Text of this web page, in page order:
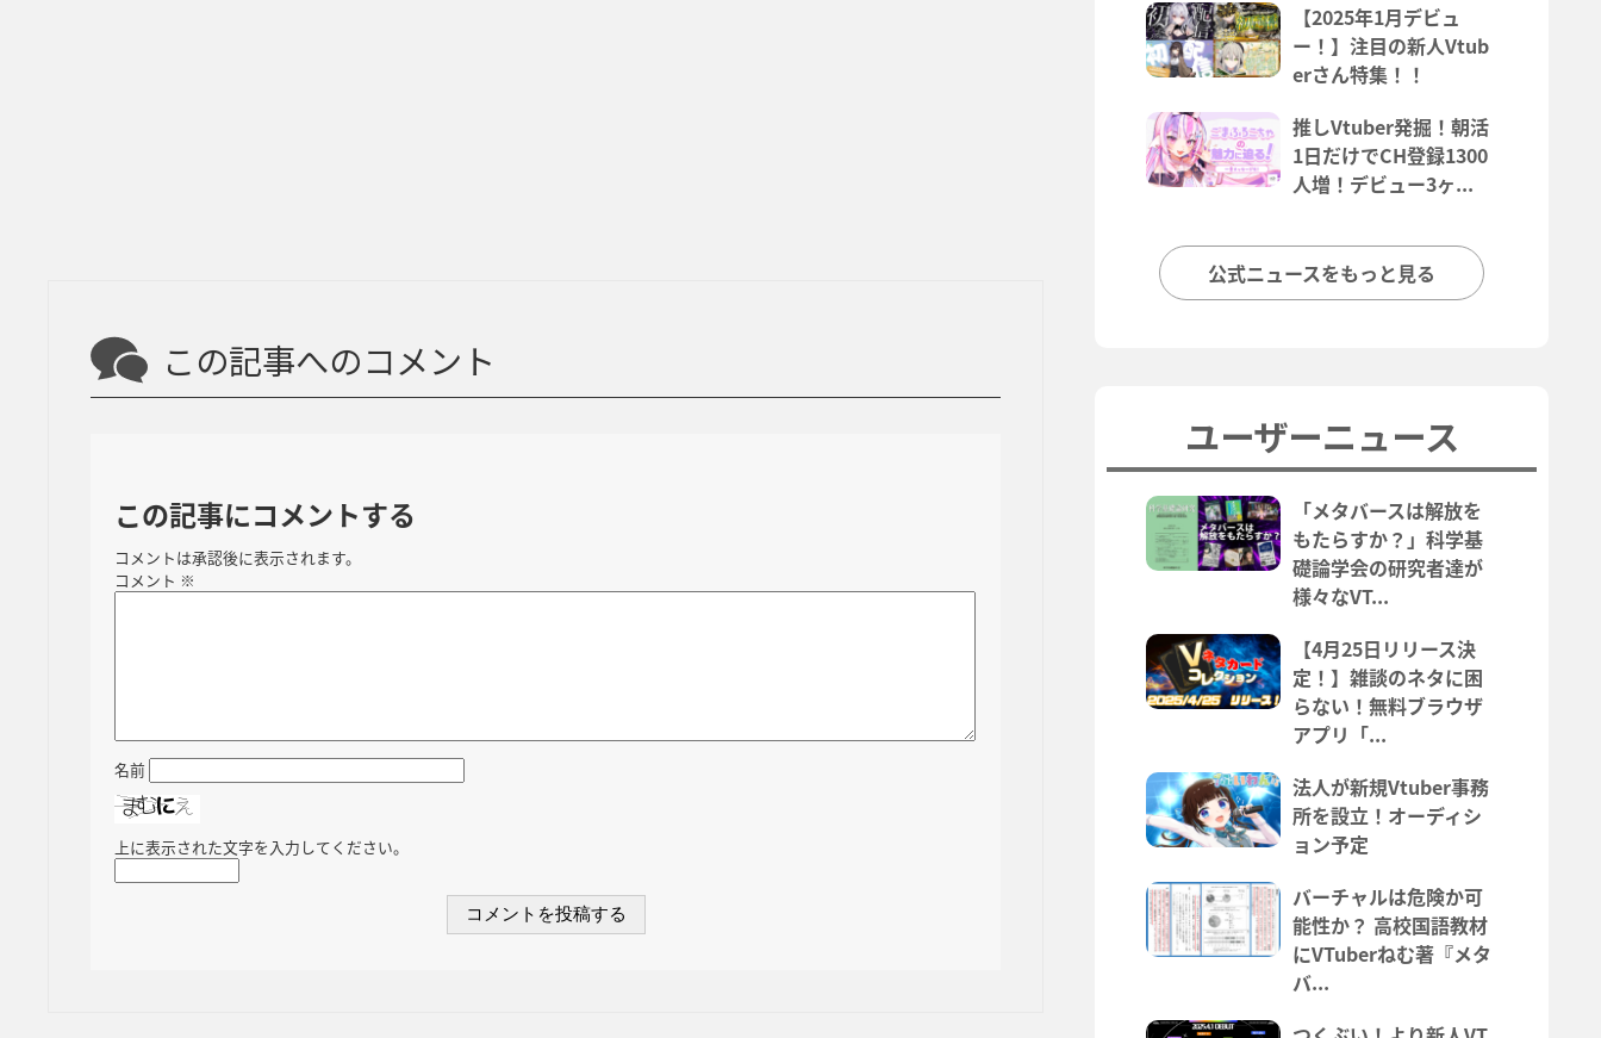
この記事へのコメント
この記事にコメントする
コメントは承認後に表示されます。
コメント ※
名前
上に表示された文字を入力してください。
【2025年1月デビュ
ー！】注目の新人Vtub
erさん特集！！
推しVtuber発掘！朝活
1日だけでCH登録1300
人増！デビュー3ヶ...
公式ニュースをもっと見る
ユーザーニュース
「メタバースは解放を
もたらすか？」科学基
礎論学会の研究者達が
様々なVT...
【4月25日リリース決
定！】雑談のネタに困
らない！無料ブラウザ
アプリ「...
法人が新規Vtuber事務
所を設立！オーディシ
ョン予定
バーチャルは危険か可
能性か？ 高校国語教材
にVTuberねむ著『メタ
バ...